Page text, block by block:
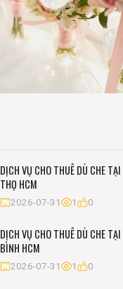
DỊCH VỤ CHO THUÊ DÙ CHE
THỌ HCM
2026-07-31 1 0
DỊCH VỤ CHO THUÊ DÙ CHE
BÌNH HCM
2026-07-31 1 0